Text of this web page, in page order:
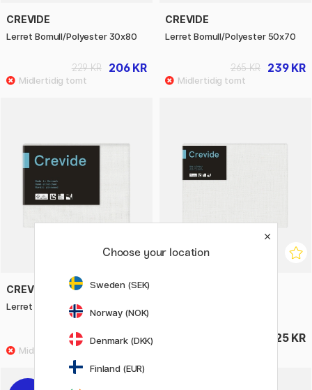
CREVIDE
Lerret Bomull/Polyester 30x80
206 KR
229 KR
CREVIDE
Lerret Bomull/Polyester 50x70
239 KR
265 KR
CREVIDE
Lerret Hvit Lin 24x19 (F2)
125 KR 225 KR
Choose your location
Sweden (SEK)
Norway (NOK)
Denmark (DKK)
Finland (EUR)